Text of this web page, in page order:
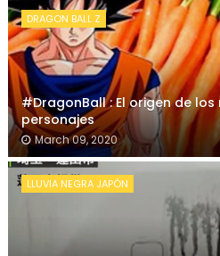
DRAGON BALL Z
#DragonBall : El origen de
personajes
March 09, 2020
LLUVIA NEGRA JAPÓN